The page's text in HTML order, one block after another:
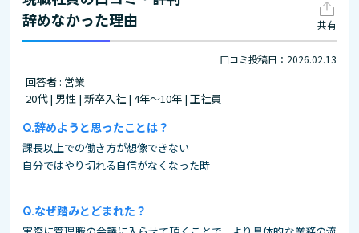
辞めなかった理由
共有
口コミ投稿日：2026.02.13
回答者 : 営業
20代 | 男性 | 新卒入社 | 4年～10年 | 正社員
辞めようと思ったことは？
課長以上での働き方が想像できない
自分ではやり切れる自信がなくなった時
なぜ踏みとどまれた？